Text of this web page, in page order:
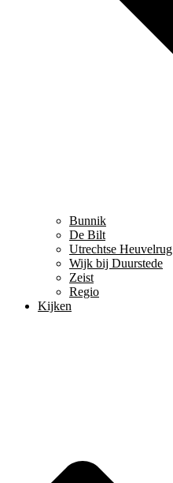
Bunnik
De Bilt
Utrechtse Heuvelrug
Wijk bij Duurstede
Zeist
Regio
Kijken